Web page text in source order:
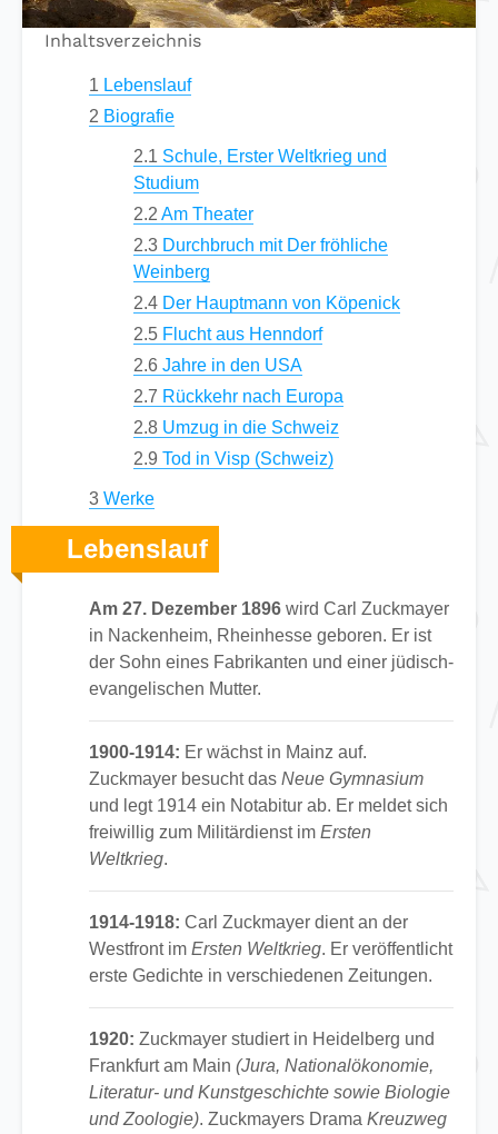
Inhaltsverzeichnis
1 Lebenslauf
2 Biografie
2.1 Schule, Erster Weltkrieg und
Studium
2.2 Am Theater
2.3 Durchbruch mit Der fröhliche
Weinberg
2.4 Der Hauptmann von Köpenick
2.5 Flucht aus Henndorf
2.6 Jahre in den USA
2.7 Rückkehr nach Europa
2.8 Umzug in die Schweiz
2.9 Tod in Visp (Schweiz)
3 Werke
Lebenslauf
Am 27. Dezember 1896 wird Carl Zuckmayer
in Nackenheim, Rheinhesse geboren. Er ist
der Sohn eines Fabrikanten und einer jüdisch-
evangelischen Mutter.
1900-1914: Er wächst in Mainz auf.
Zuckmayer besucht das Neue Gymnasium
und legt 1914 ein Notabitur ab. Er meldet sich
freiwillig zum Militärdienst im Ersten
Weltkrieg.
1914-1918: Carl Zuckmayer dient an der
Westfront im Ersten Weltkrieg. Er veröffentlicht
erste Gedichte in verschiedenen Zeitungen.
1920: Zuckmayer studiert in Heidelberg und
Frankfurt am Main (Jura, Nationalökonomie,
Literatur- und Kunstgeschichte sowie Biologie
und Zoologie). Zuckmayers Drama Kreuzweg